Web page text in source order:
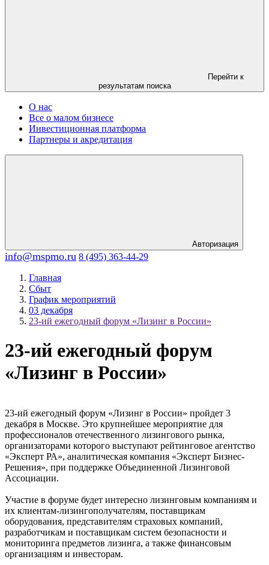
Перейти к
результатам поиска
О нас
Все о малом бизнесе
Инвестиционная платформа
Партнеры и акредитация
Авторизация
info@mspmo.ru 8 (495) 363-44-29
Главная
Сбыт
График мероприятий
03 декабря
23-ий ежегодный форум «Лизинг в России»
23-ий ежегодный форум
«Лизинг в России»
23-ий ежегодный форум «Лизинг в России» пройдет 3
декабря в Москве. Это крупнейшее мероприятие для
профессионалов отечественного лизингового рынка,
организаторами которого выступают рейтинговое агентство
«Эксперт РА», аналитическая компания «Эксперт Бизнес-
Решения», при поддержке Объединенной Лизинговой
Ассоциации.
Участие в форуме будет интересно лизинговым компаниям и
их клиентам-лизингополучателям, поставщикам
оборудования, представителям страховых компаний,
разработчикам и поставщикам систем безопасности и
мониторинга предметов лизинга, а также финансовым
организациям и инвесторам.